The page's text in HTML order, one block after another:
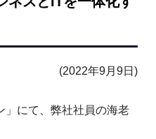
(2022年9月9日)
」にて、弊社社員の海老